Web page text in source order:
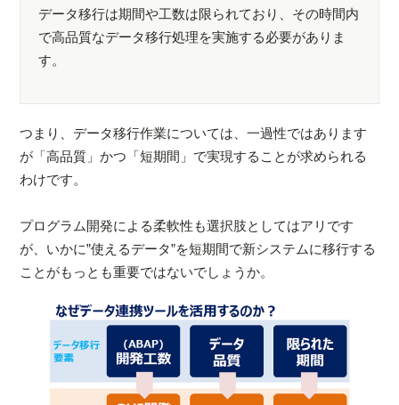
データ移行は期間や工数は限られており、その時間内
で高品質なデータ移行処理を実施する必要がありま
す。
つまり、データ移行作業については、一過性ではあります
が「高品質」かつ「短期間」で実現することが求められる
わけです。
プログラム開発による柔軟性も選択肢としてはアリです
が、いかに”使えるデータ”を短期間で新システムに移行する
ことがもっとも重要ではないでしょうか。